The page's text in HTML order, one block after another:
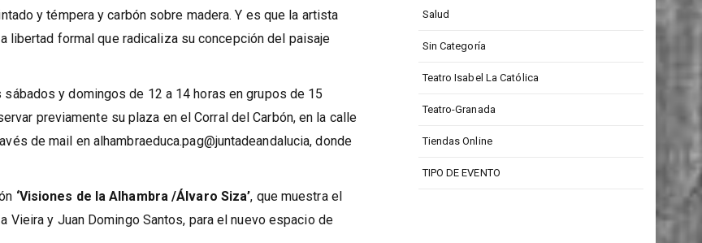
y témpera y carbón sobre madera. Y es que la artista
libertad formal que radicaliza su concepción del paisaje
y domingos de 12 a 14 horas en grupos de 15
previamente su plaza en el Corral del Carbón, en la calle
de mail en alhambraeduca.pag@juntadeandalucia, donde
‘Visiones de la Alhambra /Álvaro Siza’, que muestra el
Vieira y Juan Domingo Santos, para el nuevo espacio de
Salud
Sin Categoría
Teatro Isabel La Católica
Teatro-Granada
Tiendas Online
TIPO DE EVENTO